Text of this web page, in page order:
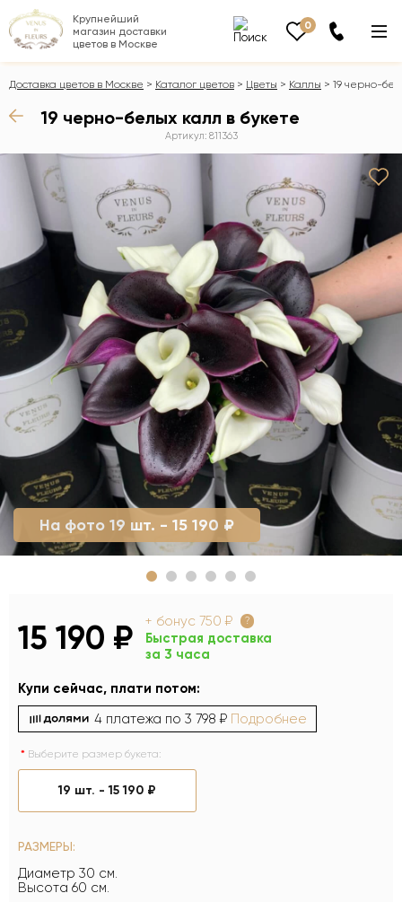
Крупнейший
магазин доставки
цветов в Москве
0
Доставка цветов в Москве Каталог цветов Цветы Каллы 19 черно-
19 черно-белых калл в букете
Артикул: 811363
На фото 19 шт. - 15 190 ₽
15 190 ₽ + бонус 750 ₽ ?
Быстрая доставка
за 3 часа
Купи сейчас, плати потом:
4 платежа по 3 798 ₽ Подробнее
Выберите размер букета:
19 шт. -15 190 ₽
РАЗМЕРЫ:
Диаметр 30 см.
Высота 60 см.